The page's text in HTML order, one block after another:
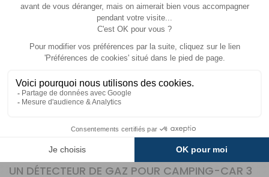
Description Informations complémentaires
COMMENT FONCTIONNE LE DÉTECTEUR DE
GAZ 3 EN 1 ?
Conçu pour les camping-cars, fourgons aménagés et
caravanes, le détecteur de gaz 3 en 1
marque Equinoxevous alerte efficacement en cas de
Volts, il contrôle en continu la qualité de l’air à bord de
votre véhicule, garantissant un environnement sûr.
UN DÉTECTEUR DE GAZ POUR CAMPING-CAR 3